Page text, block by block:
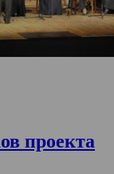
проекта